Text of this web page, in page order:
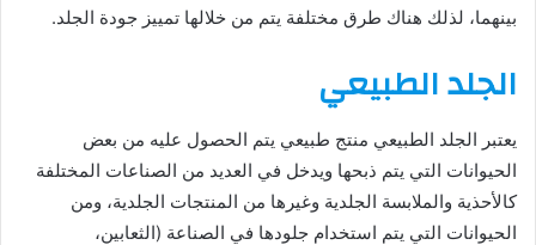
بينهما، لذلك هناك طرق مختلفة يتم من خلالها تمييز جودة الجلد.
الجلد الطبيعي
يعتبر الجلد الطبيعي منتج طبيعي يتم الحصول عليه من بعض
الحيوانات التي يتم ذبحها ويدخل في العديد من الصناعات المختلفة
كالأحذية والملابسة الجلدية وغيرها من المنتجات الجلدية، ومن
الحيوانات التي يتم استخدام جلودها في الصناعة (الثعابين،